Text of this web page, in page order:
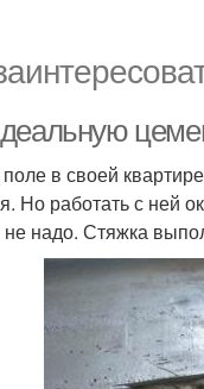
в своей
Но работать с ней
надо. Стяжка